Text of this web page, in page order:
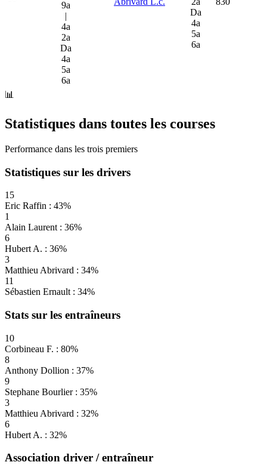
9a
|
4a
2a
Da
4a
5a
6a
Da
4a
5a
6a
📊
Statistiques dans toutes les courses
Performance dans les trois premiers
Statistiques sur les drivers
15
Eric Raffin : 43%
1
Alain Laurent : 36%
6
Hubert A. : 36%
3
Matthieu Abrivard : 34%
11
Sébastien Ernault : 34%
Stats sur les entraîneurs
10
Corbineau F. : 80%
8
Anthony Dollion : 37%
9
Stephane Bourlier : 35%
3
Matthieu Abrivard : 32%
6
Hubert A. : 32%
Association driver / entraîneur